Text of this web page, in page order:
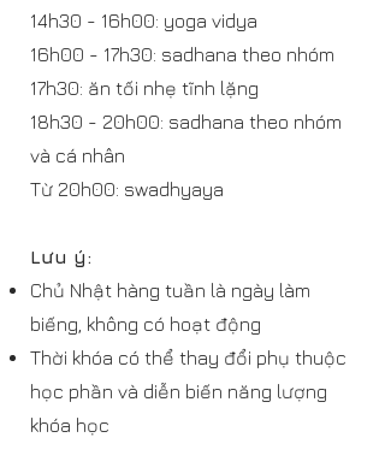
14h30 - 16h00: yoga vidya
16h00 - 17h30: sadhana theo nhóm
17h30: ăn tối nhẹ tĩnh lặng
18h30 - 20h00: sadhana theo nhóm
và cá nhân
Từ 20h00: swadhyaya
Lưu ý:
Chủ Nhật hàng tuần là ngày làm
biếng, không có hoạt động
Thời khóa có thể thay đổi phụ thuộc
học phần và diễn biến năng lượng
khóa học